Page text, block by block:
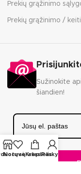
Prekių grąžinimo
Prekių grąžinimo /
Sužinokite
šiandien!
Norų sąrašasKrepšelisPaskyra